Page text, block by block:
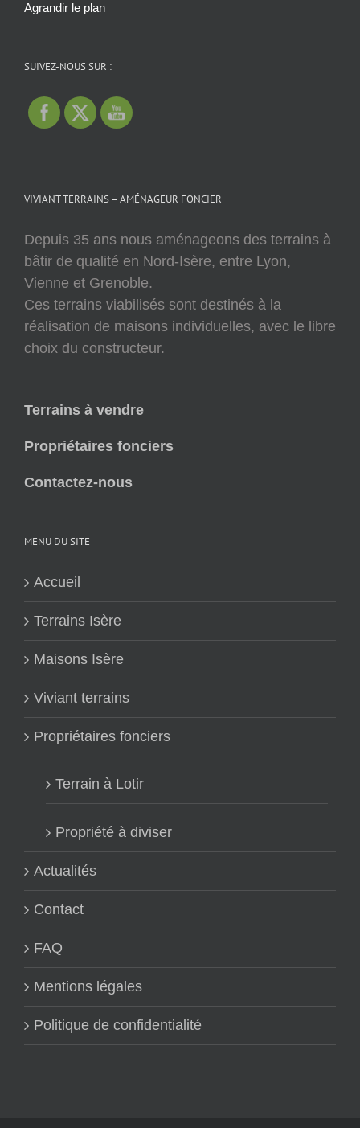
Agrandir le plan
SUIVEZ-NOUS SUR :
VIVIANT TERRAINS – AMÉNAGEUR FONCIER
Depuis 35 ans nous aménageons des terrains à
bâtir de qualité en Nord-Isère, entre Lyon,
Vienne et Grenoble.
Ces terrains viabilisés sont destinés à la
réalisation de maisons individuelles, avec le libre
choix du constructeur.
Terrains à vendre
Propriétaires fonciers
Contactez-nous
MENU DU SITE
Accueil
Terrains Isère
Maisons Isère
Viviant terrains
Propriétaires fonciers
Terrain à Lotir
Propriété à diviser
Actualités
Contact
FAQ
Mentions légales
Politique de confidentialité